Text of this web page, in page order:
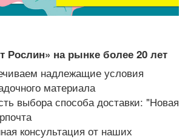
Рослин» на рынке более 20 лет
надлежащие условия
материала
выбора способа доставки: "Новая
консультация от наших